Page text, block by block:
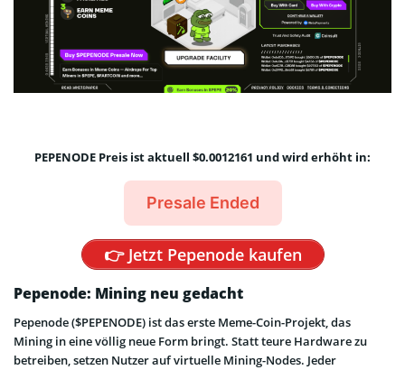
PEPENODE Preis ist aktuell $0.0012161 und wird erhöht in:
Presale Ended
👉 Jetzt Pepenode kaufen
Pepenode: Mining neu gedacht
Pepenode ($PEPENODE) ist das erste Meme-Coin-Projekt, das
Mining in eine völlig neue Form bringt. Statt teure Hardware zu
betreiben, setzen Nutzer auf virtuelle Mining-Nodes. Jeder